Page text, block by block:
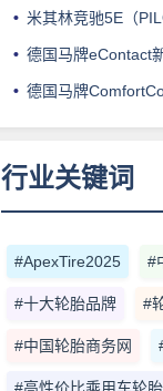
米其林竞驰5E（PILOT SPORT 5 energy）轮胎型号
德国马牌eContact新能源汽车轮胎型号档案：
德国马牌ComfortContact CC7轮胎型号档案：产
行业关键词
#ApexTire2025 #
#十大轮胎品牌 #
#中国轮胎商务网
#高性价比乘用车轮胎